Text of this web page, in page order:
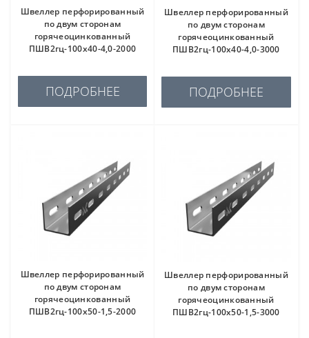
Швеллер перфорированный
по двум сторонам
горячеоцинкованный
ПШВ2гц-100х40-4,0-2000
ПОДРОБНЕЕ
Швеллер перфорированный
по двум сторонам
горячеоцинкованный
ПШВ2гц-100х40-4,0-3000
ПОДРОБНЕЕ
Швеллер перфорированный
по двум сторонам
горячеоцинкованный
ПШВ2гц-100х50-1,5-2000
Швеллер перфорированный
по двум сторонам
горячеоцинкованный
ПШВ2гц-100х50-1,5-3000